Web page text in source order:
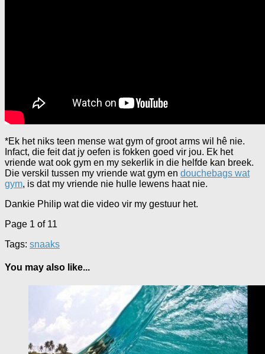
*Ek het niks teen mense wat gym of groot arms wil hê nie.
Infact, die feit dat jy oefen is fokken goed vir jou. Ek het
vriende wat ook gym en my sekerlik in die helfde kan breek.
Die verskil tussen my vriende wat gym en douchebags wat
gym, is dat my vriende nie hulle lewens haat nie.
Dankie Philip wat die video vir my gestuur het.
Page 1 of 11
Tags: snaaks
You may also like...